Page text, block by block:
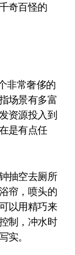
奇百怪的
非常奢侈的
场景有多富
资源投入到
是有点任
抽空去厕所
帘，喷头的
以用精巧来
制，冲水时
实。